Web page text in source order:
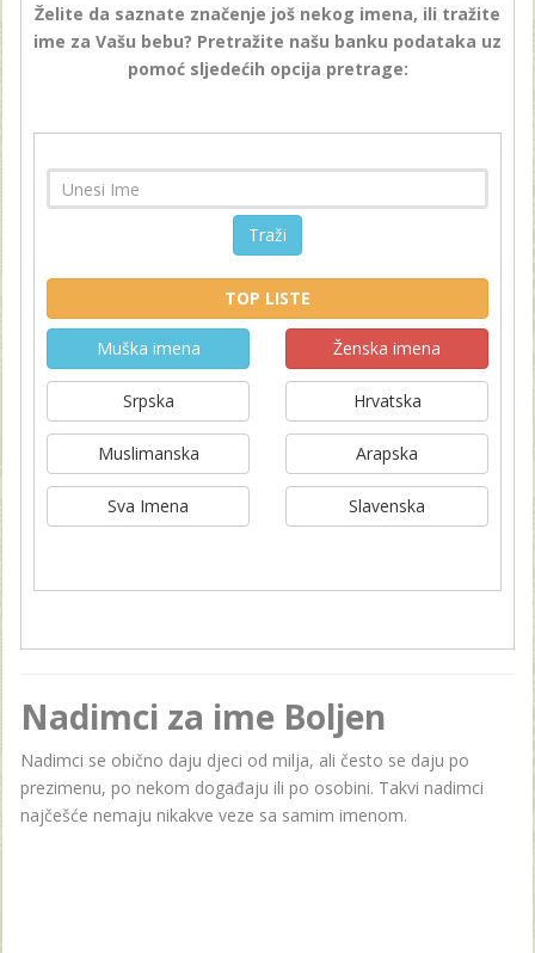
Želite da saznate značenje još nekog imena, ili tražite
ime za Vašu bebu? Pretražite našu banku podataka uz
pomoć sljedećih opcija pretrage:
Traži
TOP LISTE
Muška imena Ženska imena
Srpska Hrvatska
Muslimanska Arapska
Sva Imena Slavenska
Nadimci za ime Boljen
Nadimci se obično daju djeci od milja, ali često se daju po
prezimenu, po nekom događaju ili po osobini. Takvi nadimci
najčešće nemaju nikakve veze sa samim imenom.